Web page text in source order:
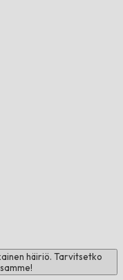
häiriö. Tarvitsetko